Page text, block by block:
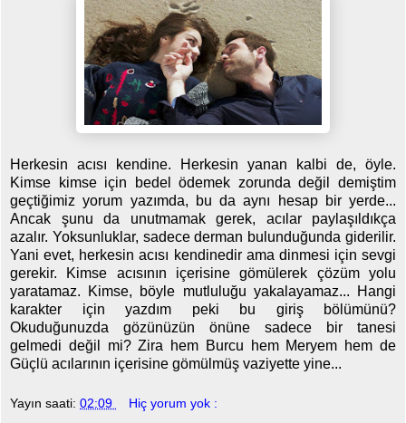
Herkesin acısı kendine. Herkesin yanan kalbi de, öyle.
Kimse kimse için bedel ödemek zorunda değil demiştim
geçtiğimiz yorum yazımda, bu da aynı hesap bir yerde...
Ancak şunu da unutmamak gerek, acılar paylaşıldıkça
azalır. Yoksunluklar, sadece derman bulunduğunda giderilir.
Yani evet, herkesin acısı kendinedir ama dinmesi için sevgi
gerekir. Kimse acısının içerisine gömülerek çözüm yolu
yaratamaz. Kimse, böyle mutluluğu yakalayamaz... Hangi
karakter için yazdım peki bu giriş bölümünü?
Okuduğunuzda gözünüzün önüne sadece bir tanesi
gelmedi değil mi? Zira hem Burcu hem Meryem hem de
Güçlü acılarının içerisine gömülmüş vaziyette yine...
Yayın saati: 02:09 Hiç yorum yok :